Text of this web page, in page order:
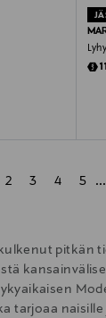
2 3 4 5 ...
pitkän
tarjoaa